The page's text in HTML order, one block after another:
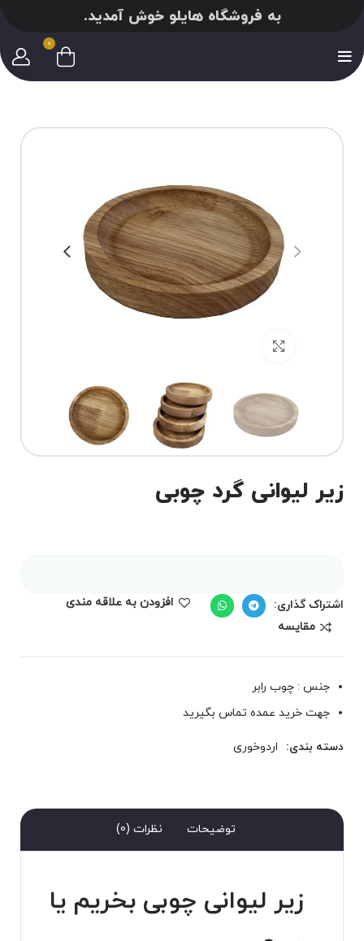
به فروشگاه هایلو خوش آمدید.
0
زیر لیوانی گرد چوبی
اشتراک گذاری:
افزودن به علاقه مندی
مقايسه
جنس : چوب رابر
جهت خرید عمده تماس بگیرید
دسته بندی: اردوخوری
توضیحات نظرات (0)
زیر لیوانی چوبی بخریم یا